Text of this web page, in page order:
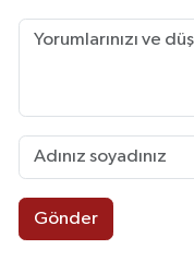
Gönder